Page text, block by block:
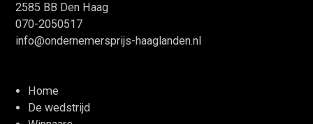
2585 BB Den Haag
070-2050517
info@ondernemersprijs-haaglanden.nl
Home
De wedstrijd